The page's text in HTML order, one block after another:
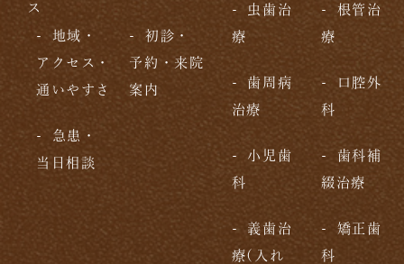
ス
地域・
アクセス・
通いやすさ
初診・
予約・来院
案内
急患・
当日相談
虫歯治
療
根管治
療
歯周病
治療
口腔外
科
小児歯
科
歯科補
綴治療
義歯治
療(入れ
矯正歯
科